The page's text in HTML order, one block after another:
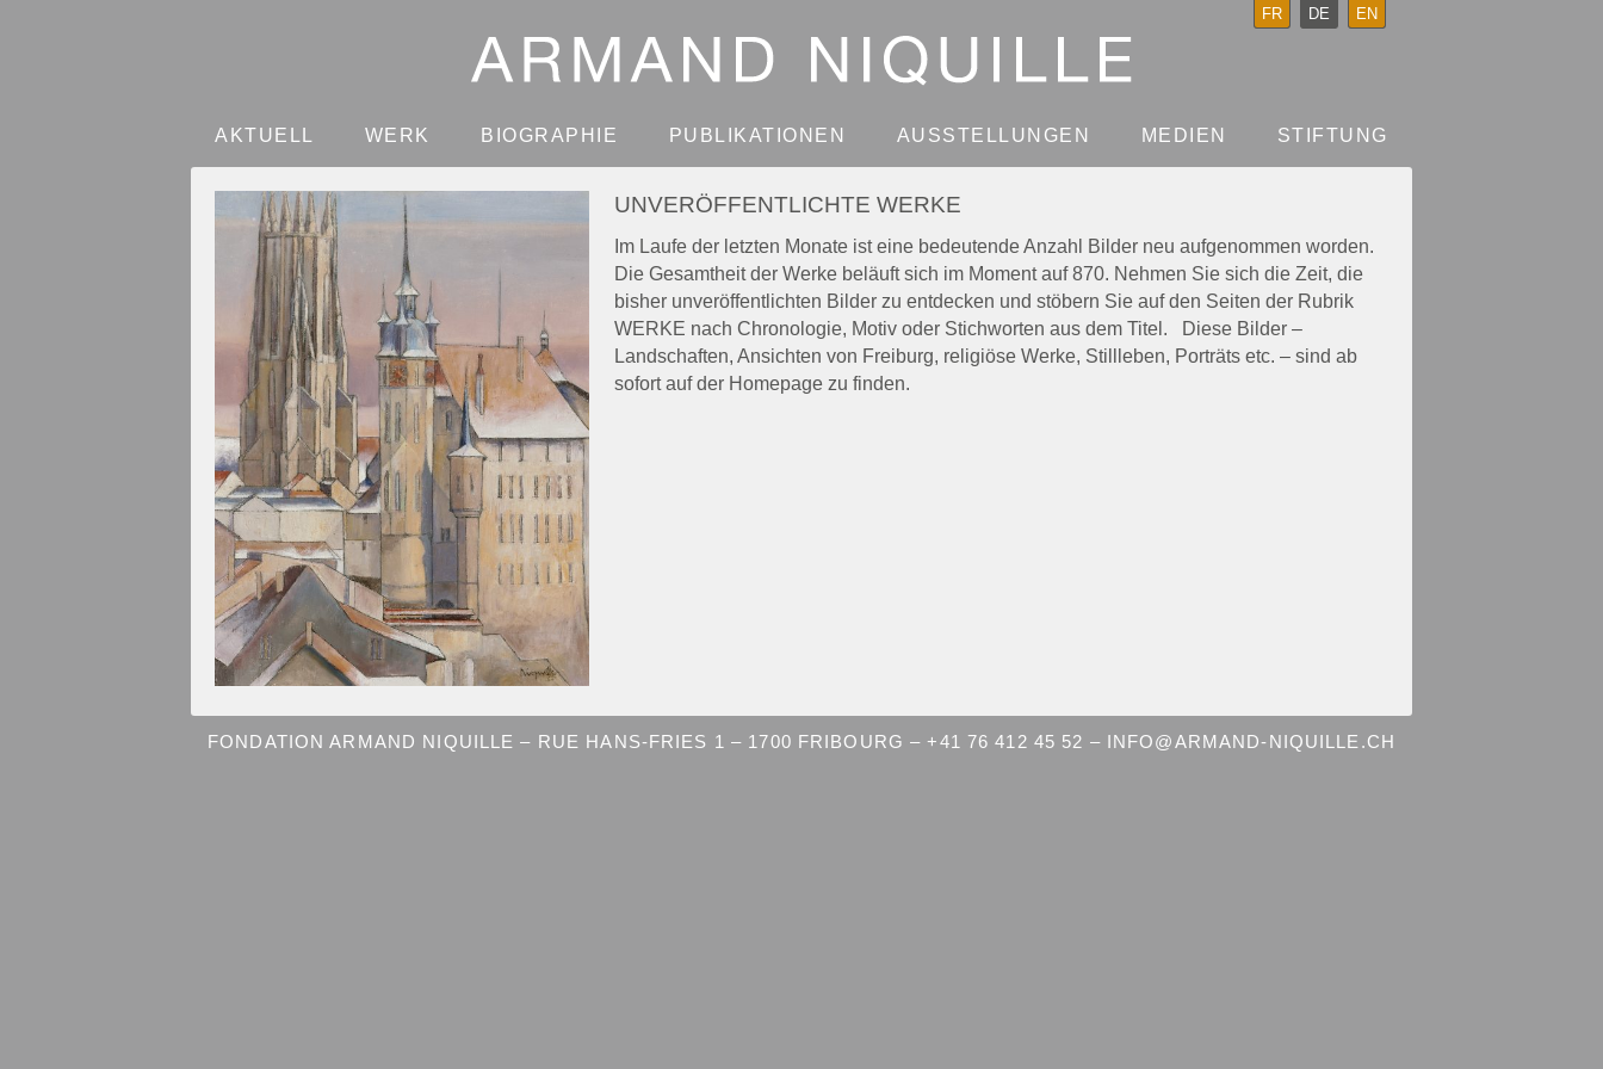
AKTUELL WERK BIOGRAPHIE PUBLIKATIONEN AUSSTELLUNGEN MEDIEN STIFTUNG
FR DE EN
UNVERÖFFENTLICHTE WERKE
Im Laufe der letzten Monate ist eine bedeutende Anzahl Bilder neu aufgenommen worden.
Die Gesamtheit der Werke beläuft sich im Moment auf 870. Nehmen Sie sich die Zeit, die
bisher unveröffentlichten Bilder zu entdecken und stöbern Sie auf den Seiten der Rubrik
WERKE nach Chronologie, Motiv oder Stichworten aus dem Titel. Diese Bilder –
Landschaften, Ansichten von Freiburg, religiöse Werke, Stillleben, Porträts etc. – sind ab
sofort auf der Homepage zu finden.
FONDATION ARMAND NIQUILLE – RUE HANS-FRIES 1 – 1700 FRIBOURG – +41 76 412 45 52 – INFO@ARMAND-NIQUILLE.CH